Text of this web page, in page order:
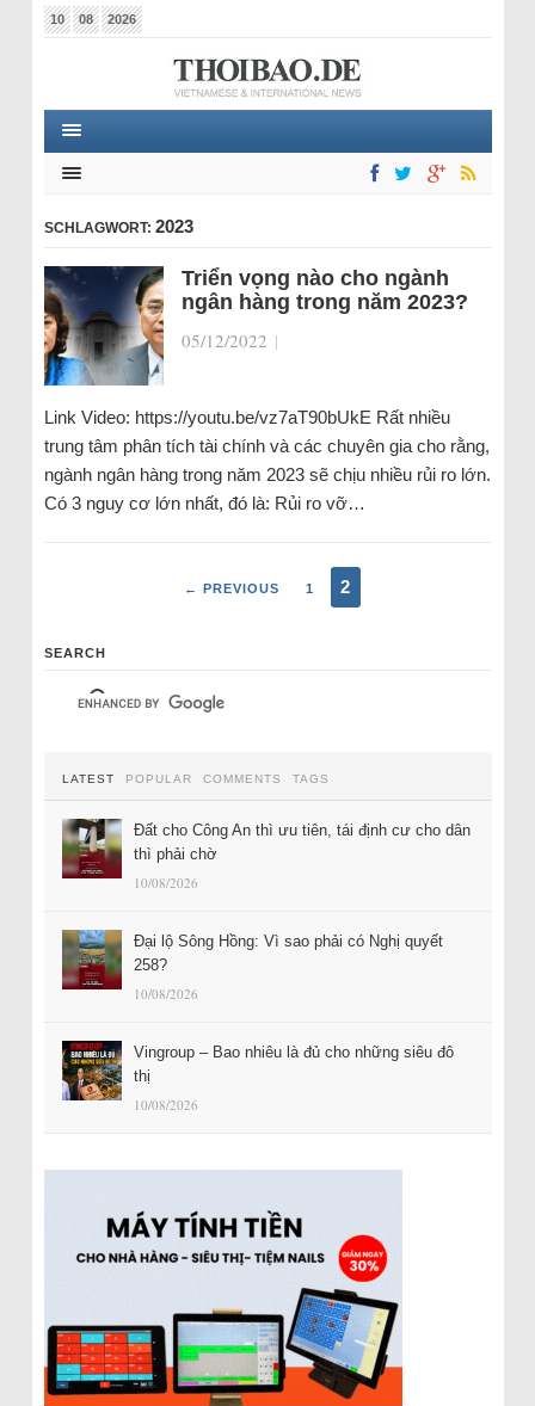
10 08 2026
SCHLAGWORT: 2023
Triển vọng nào cho ngành
ngân hàng trong năm 2023?
05/12/2022 |
Link Video: https://youtu.be/vz7aT90bUkE Rất nhiều
trung tâm phân tích tài chính và các chuyên gia cho rằng,
ngành ngân hàng trong năm 2023 sẽ chịu nhiều rủi ro lớn.
Có 3 nguy cơ lớn nhất, đó là: Rủi ro vỡ…
← PREVIOUS 1 2
SEARCH
LATEST POPULAR COMMENTS TAGS
Đất cho Công An thì ưu tiên, tái định cư cho dân
thì phải chờ
10/08/2026
Đại lộ Sông Hồng: Vì sao phải có Nghị quyết
258?
10/08/2026
Vingroup – Bao nhiêu là đủ cho những siêu đô
thị
10/08/2026